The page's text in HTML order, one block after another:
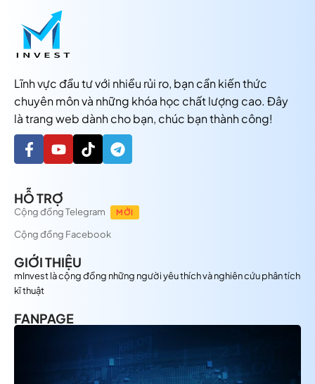
Lĩnh vực đầu tư với nhiều rủi ro, bạn cần kiến thức
chuyên môn và những khóa học chất lượng cao. Đây
là trang web dành cho bạn, chúc bạn thành công!
HỖ TRỢ
Cộng đồng Telegram MỚI
Cộng đồng Facebook
GIỚI THIỆU
mInvest là cộng đồng những người yêu thích và nghiên cứu phân tích
kĩ thuật
FANPAGE